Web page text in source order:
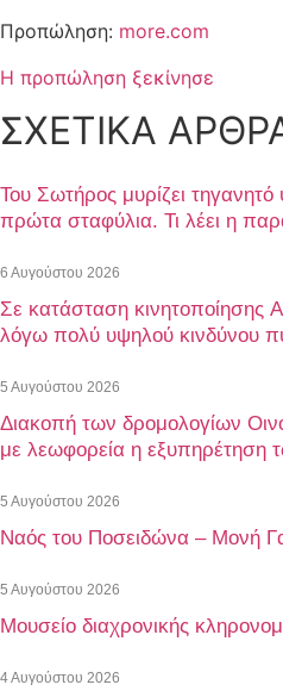
Προπώληση: more.com
Η προπώληση ξεκίνησε
ΣΧΕΤΙΚΑ
Του Σωτήρος μυρίζει τηγανητό
πρώτα σταφύλια. Τι λέει η
6 Αυγούστου 2026
Σε κατάσταση κινητοποίησης
λόγω πολύ υψηλού κινδύνου
5 Αυγούστου 2026
Διακοπή των δρομολογίων
με λεωφορεία η εξυπηρέτηση
5 Αυγούστου 2026
Ναός του Ποσειδώνα – Μονή
5 Αυγούστου 2026
Μουσείο διαχρονικής
4 Αυγούστου 2026